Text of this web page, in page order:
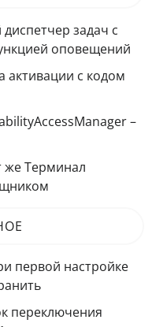
задач с
оповещений
активации с кодом
–
же Терминал
первой настройке
переключения